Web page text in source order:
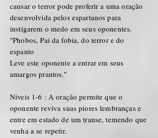
causar o terror pode proferir a uma oração
desenvolvida pelos espartanos para
instigarem o medo em seus oponentes.
"Phobos, Pai da fobia, do terror e do
espanto
Leve este oponente a entrar em seus
amargos prantos."
Níveis 1-6 : A oração permite que o
oponente reviva suas piores lembranças e
entre em estado de um transe, temendo que
venha a se repetir.